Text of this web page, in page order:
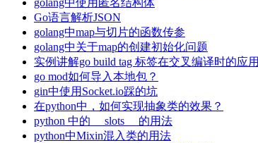
Go语言解析JSON
golang中map与切片的函数传参
golang中关于map的创建初始化问题
实例讲解go build tag 标签在交叉编译时的应用
go mod如何导入本地包？
gin中使用Socket.io踩的坑
在python中，如何实现抽象类的效果？
python 中的 __slots__ 的用法
python中Mixin混入类的用法